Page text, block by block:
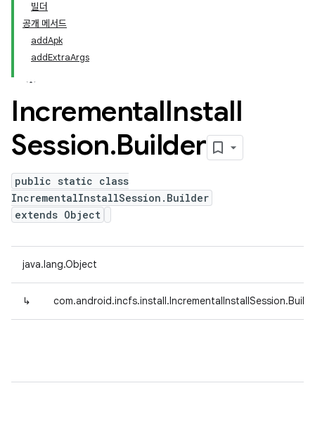
빌더
공개 메서드
addApk
addExtraArgs
IncrementalInstall
Session.Builder
public static class
IncrementalInstallSession.Builder
extends Object
java.lang.Object
↳